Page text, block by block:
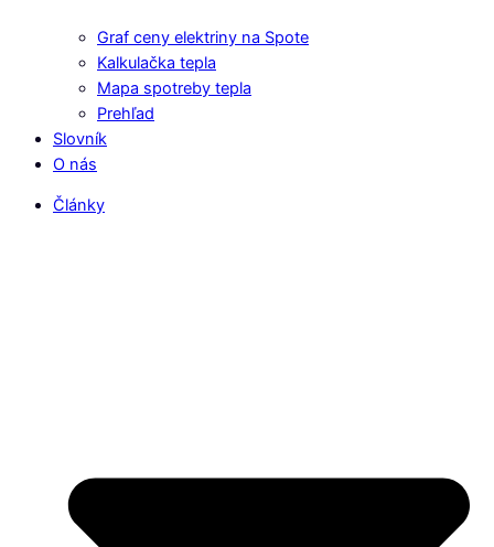
Graf ceny elektriny na Spote
Kalkulačka tepla
Mapa spotreby tepla
Prehľad
Slovník
O nás
Články